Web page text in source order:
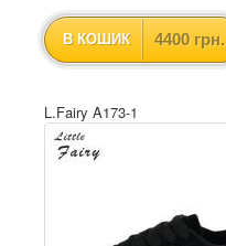
В КОШИК 4400 грн.
L.Fairy A173-1